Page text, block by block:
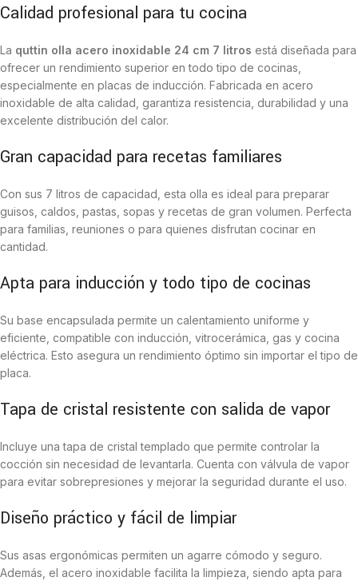
Calidad profesional para tu cocina
La quttin olla acero inoxidable 24 cm 7 litros está diseñada para
ofrecer un rendimiento superior en todo tipo de cocinas,
especialmente en placas de inducción. Fabricada en acero
inoxidable de alta calidad, garantiza resistencia, durabilidad y una
excelente distribución del calor.
Gran capacidad para recetas familiares
Con sus 7 litros de capacidad, esta olla es ideal para preparar
guisos, caldos, pastas, sopas y recetas de gran volumen. Perfecta
para familias, reuniones o para quienes disfrutan cocinar en
cantidad.
Apta para inducción y todo tipo de cocinas
Su base encapsulada permite un calentamiento uniforme y
eficiente, compatible con inducción, vitrocerámica, gas y cocina
eléctrica. Esto asegura un rendimiento óptimo sin importar el tipo de
placa.
Tapa de cristal resistente con salida de vapor
Incluye una tapa de cristal templado que permite controlar la
cocción sin necesidad de levantarla. Cuenta con válvula de vapor
para evitar sobrepresiones y mejorar la seguridad durante el uso.
Diseño práctico y fácil de limpiar
Sus asas ergonómicas permiten un agarre cómodo y seguro.
Además, el acero inoxidable facilita la limpieza, siendo apta para